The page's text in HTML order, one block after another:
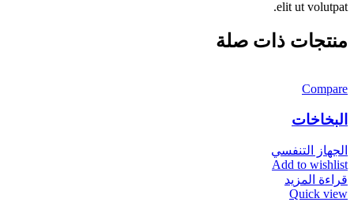
elit ut volutpat.
منتجات ذات صلة
Compare
البخاخات
الجهاز التنفسي
Add to wishlist
قراءة المزيد
Quick view